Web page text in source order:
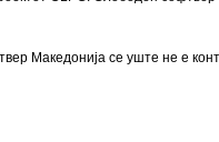
Македонија се уште не е